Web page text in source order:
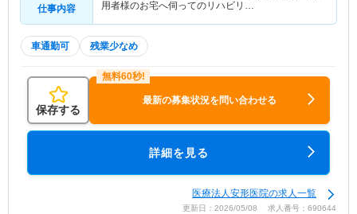
仕事内容
用者様のお宅へ伺ってのリハビリ…
車通勤可 残業少なめ
保存する
最新の募集状況を問い合わせる
詳細を見る
医療法人安形医院の求人一覧
更新日：2026/05/08 求人番号：690644